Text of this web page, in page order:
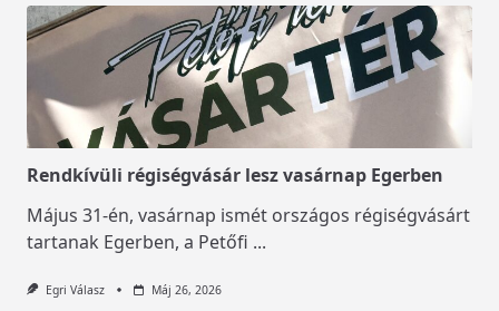
Rendkívüli régiségvásár lesz vasárnap Egerben
Május 31-én, vasárnap ismét országos régiségvásárt
tartanak Egerben, a Petőfi ...
Egri Válasz Máj 26, 2026